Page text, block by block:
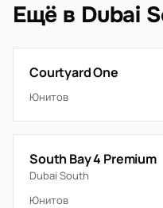
Ещё в Dubai
Courtyard One
Юнитов
South Bay 4 Premium
Dubai South
Юнитов